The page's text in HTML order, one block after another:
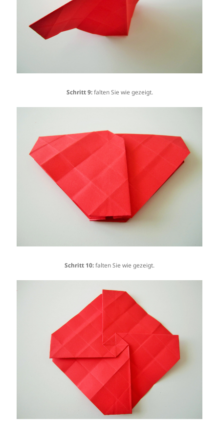
Schritt 9:falten Sie wie gezeigt.
Schritt 10:falten Sie wie gezeigt.